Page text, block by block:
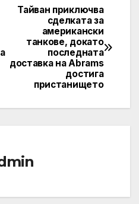
Тайван приключва
сделката за
американски
танкове, докато
последната
доставка на Abrams
достига
пристанището